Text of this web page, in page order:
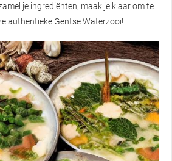
je ingrediënten, maak je klaar om te
authentieke Gentse Waterzooi!